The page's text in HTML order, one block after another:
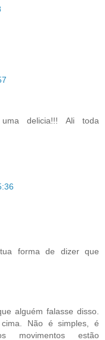
delicia!!! Ali toda
forma de dizer que
alguém falasse disso.
Não é simples, é
estão